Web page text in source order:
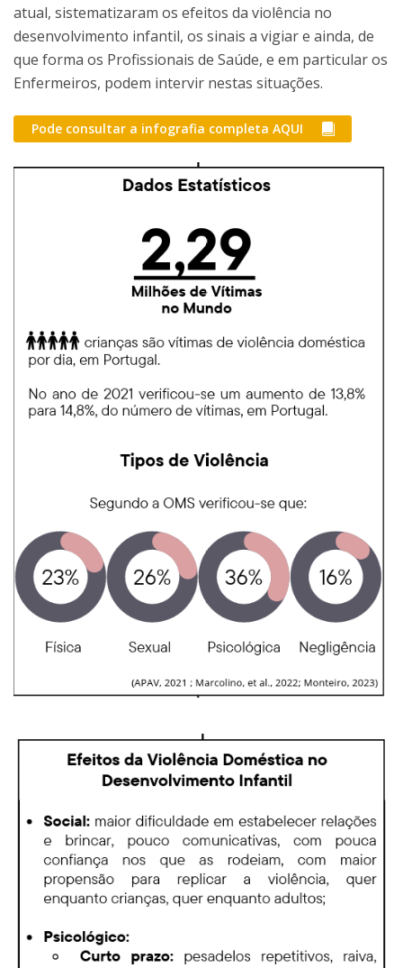
atual, sistematizaram os efeitos da violência no
desenvolvimento infantil, os sinais a vigiar e ainda, de
que forma os Profissionais de Saúde, e em particular os
Enfermeiros, podem intervir nestas situações.
Pode consultar a infografia completa AQUI